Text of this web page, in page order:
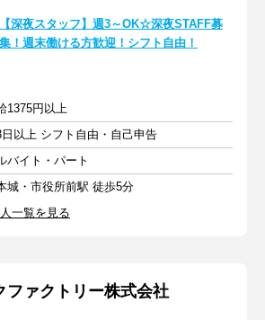
【深夜スタッフ】週3～OK☆深夜STAFF募
集！週末働ける方歓迎！シフト自由！
1375円以上
以上 シフト自由・自己申告
バイト・パート
城・市役所前駅 徒歩5分
一覧を見る
ファクトリー株式会社